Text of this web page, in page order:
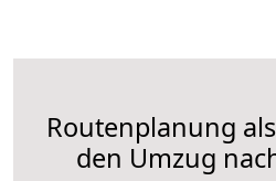
Routenplanung
den Umzug